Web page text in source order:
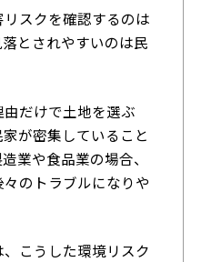
スクを確認するのは
とされやすいのは民
だけで土地を選ぶ
が密集していること
業や食品業の場合、
のトラブルになりや
こうした環境リスク